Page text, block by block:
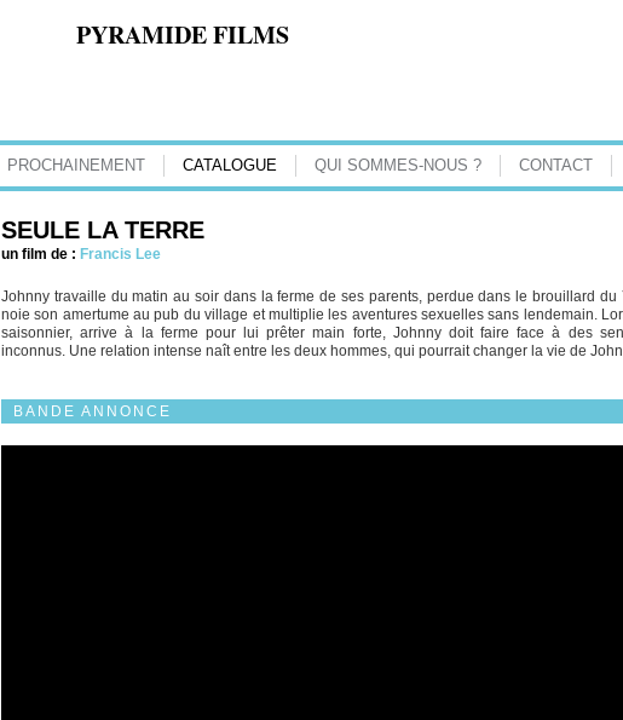
PYRAMIDE FILMS
PROCHAINEMENT CATALOGUE QUI SOMMES-NOUS ? CONTACT
SEULE LA TERRE
un film de : Francis Lee
Johnny travaille du matin au soir dans la ferme de ses parents, perdue dans le brouillard du
noie son amertume au pub du village et multiplie les aventures sexuelles sans lendemain.
saisonnier, arrive à la ferme pour lui prêter main forte, Johnny doit faire face à des
inconnus. Une relation intense naît entre les deux hommes, qui pourrait changer la vie de
BANDE ANNONCE